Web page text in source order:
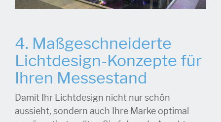
4. Maßgeschneiderte
Lichtdesign-Konzepte für
Ihren Messestand
Damit Ihr Lichtdesign nicht nur schön
aussieht, sondern auch Ihre Marke optimal